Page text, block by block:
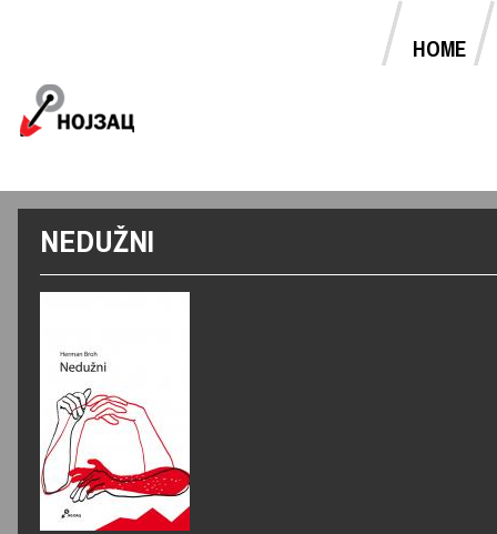
HOME
NEDUŽNI